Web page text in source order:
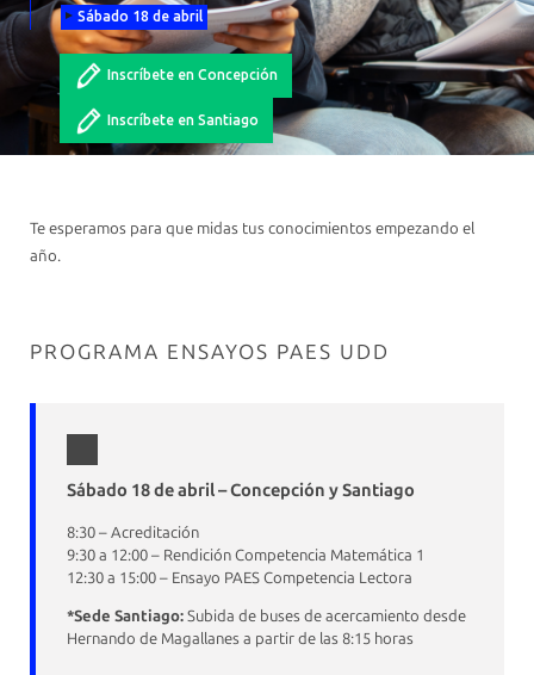
Sábado 18 de abril
Inscríbete en Concepción
Inscríbete en Santiago
Te esperamos para que midas tus conocimientos empezando el
año.
PROGRAMA ENSAYOS PAES UDD
Sábado 18 de abril – Concepción y Santiago
8:30 – Acreditación
9:30 a 12:00 – Rendición Competencia Matemática 1
12:30 a 15:00 – Ensayo PAES Competencia Lectora
*Sede Santiago: Subida de buses de acercamiento desde
Hernando de Magallanes a partir de las 8:15 horas